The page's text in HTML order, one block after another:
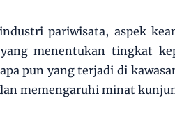
pariwisata, aspek
menentukan tingkat
pun yang terjadi di
memengaruhi minat